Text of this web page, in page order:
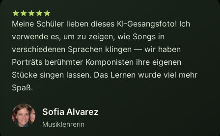
Meine Schüler lieben dieses KI-Gesangsfoto! Ich
verwende es, um zu zeigen, wie Songs in
verschiedenen Sprachen klingen — wir haben
Porträts berühmter Komponisten ihre eigenen
Stücke singen lassen. Das Lernen wurde viel mehr
Spaß.
Sofia Alvarez
Musiklehrerin